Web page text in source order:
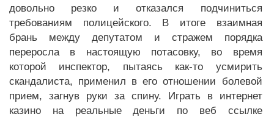
довольно резко и отказался подчиниться
требованиям полицейского. В итоге взаимная
брань между депутатом и стражем порядка
переросла в настоящую потасовку, во время
которой инспектор, пытаясь как-то усмирить
скандалиста, применил в его отношении болевой
прием, загнув руки за спину. Играть в интернет
казино на реальные деньги по веб ссылке